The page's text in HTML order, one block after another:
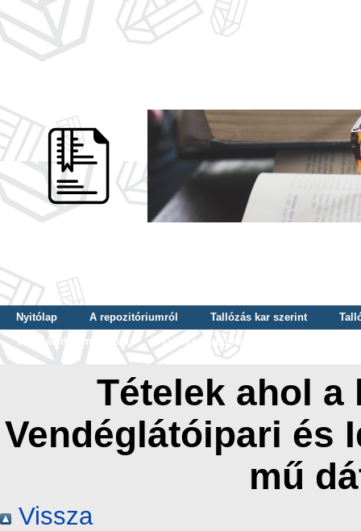
Nyitólap A repozitóriumról Tallózás kar szerint
Tallózás dátum szerint
Tallózás tudományterület szerint
Tételek ahol
Vendéglátóipari és
mű
Vissza